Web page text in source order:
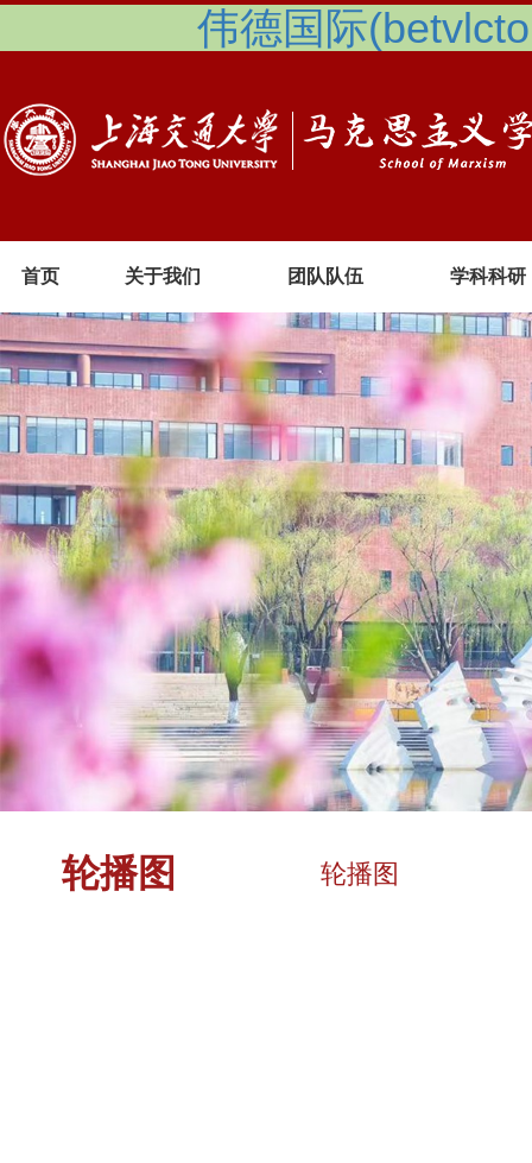
伟德国际
首页 关于我们 团队队伍 学科科研
轮播图 轮播图